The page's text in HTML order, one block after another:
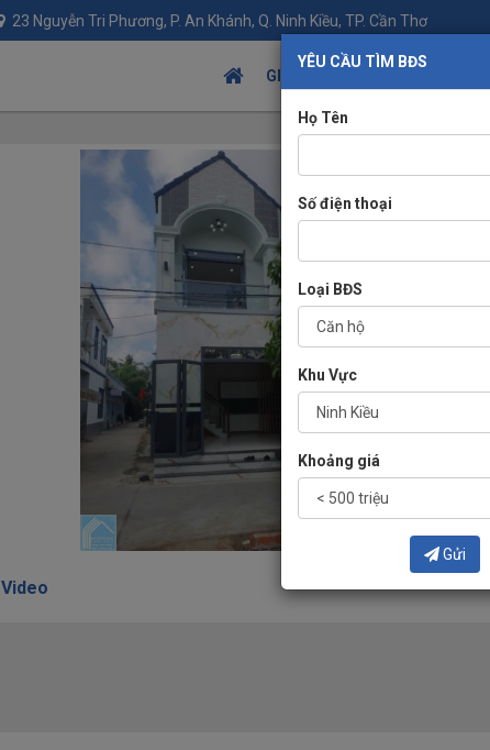
23 Nguyễn Tri Phương, P. An Khánh, Q. Ninh Kiều, TP. Cần Thơ
GIỚI THIỆU
Video
YÊU CẦU TÌM BĐS
Họ Tên
Số điện thoại
Loại BĐS
Khu Vực
Khoảng giá
Gửi